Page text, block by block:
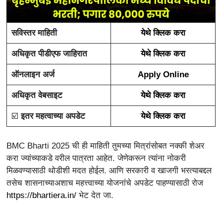
सविस्तर माहिती येथे क्लिक करा
अधिकृत पीडीएफ जाहिरात येथे क्लिक करा
ऑनलाइन अर्ज Apply Online
अधिकृत वेबसाइट येथे क्लिक करा
☑️इतर महत्वाच्या अपडेट येथे क्लिक करा
BMC Bharti 2025 ची ही माहिती तुमच्या मित्रांसोबत नक्की शेअर
करा ज्यांच्याकडे वरील पात्रता आहेत. जेणेकरून त्यांना नोकरी
मिळवण्यासाठी थोडीशी मदत होईल. आणि सरकारी व खाजगी भरत्याबद्दल
तसेच शासनाच्याअशाच महत्त्वाच्या योजनांचे अपडेट पाहण्यासाठी रोज
https://bhartiera.in/ भेट देत जा.